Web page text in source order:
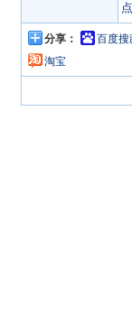
分享： 百度搜
淘宝